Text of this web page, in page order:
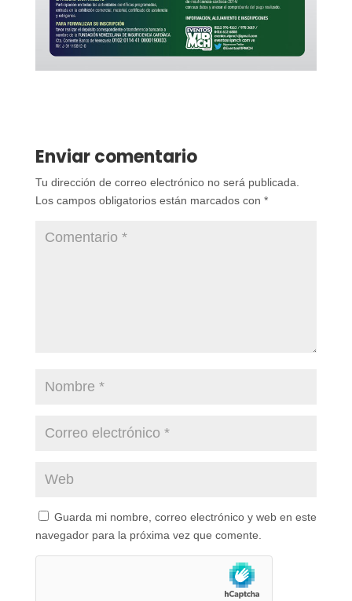
Enviar comentario
Tu dirección de correo electrónico no será publicada.
Los campos obligatorios están marcados con *
Guarda mi nombre, correo electrónico y web en este
navegador para la próxima vez que comente.